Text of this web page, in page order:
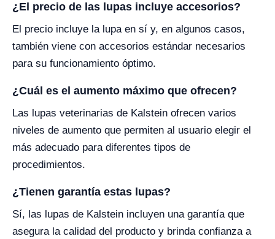
¿El precio de las lupas incluye accesorios?
El precio incluye la lupa en sí y, en algunos casos,
también viene con accesorios estándar necesarios
para su funcionamiento óptimo.
¿Cuál es el aumento máximo que ofrecen?
Las lupas veterinarias de Kalstein ofrecen varios
niveles de aumento que permiten al usuario elegir el
más adecuado para diferentes tipos de
procedimientos.
¿Tienen garantía estas lupas?
Sí, las lupas de Kalstein incluyen una garantía que
asegura la calidad del producto y brinda confianza a